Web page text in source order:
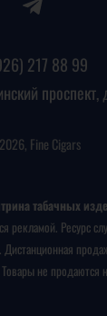
217 88 99
Fine Cigars
табачных
рекламой. Ресурс
Дистанционная
не продаются